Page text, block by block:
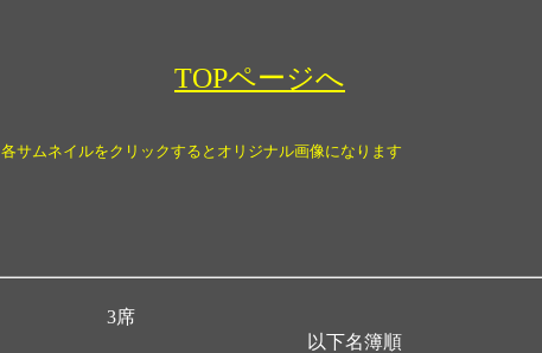
以下名簿順
3席
TOPページへ
各サムネイルをクリックするとオリジナル画像になります